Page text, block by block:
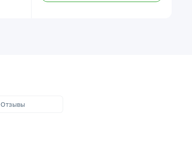
Отзывы